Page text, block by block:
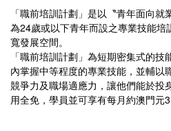
「職前培訓計劃」是以〝青年面向就
為24歲或以下青年而設之專業技能培
寬發展空間。
「職前培訓計劃」為短期密集式的
內掌握中等程度的專業技能，並輔以
競爭力及職場適應力，讓他們能於投
用全免，學員並可享有每月約澳門元